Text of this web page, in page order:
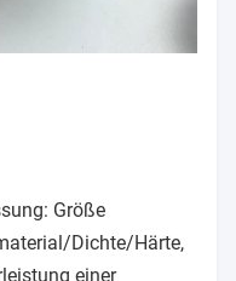
Größe
Dichte/Härte,
einer